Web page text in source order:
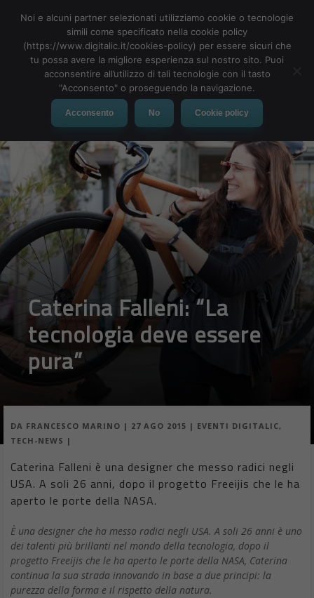
MENU
Caterina Falleni: “La
tecnologia deve essere
pura”
DA FRANCESCO MARINO | 27 AGO 2015 | EVENTI DIGITALIC,
TECH-NEWS |
Caterina Falleni è una designer che messo radici negli
USA. A soli 26 anni, dopo il progetto Freeijis che le ha
aperto le porte della NASA.
È una designer che ha messo radici negli USA. A soli 26 anni è uno
dei talenti più brillanti nel mondo della tecnologia, dopo il
progetto Freeijis che le ha aperto le porte della NASA, Caterina
continua la sua strada innovando in base a due principi: la
purezza della forma e il rispetto della natura.
Noi e alcuni partner selezionati utilizziamo cookie o tecnologie
simili come specificato nella cookie policy
(https://www.digitalic.it/cookies-policy) per essere sicuri che
tu possa avere la migliore esperienza sul nostro sito. Puoi
acconsentire all’utilizzo di tali tecnologie con il tasto
"Acconsento" o proseguendo la navigazione.
Acconsento No Cookie policy